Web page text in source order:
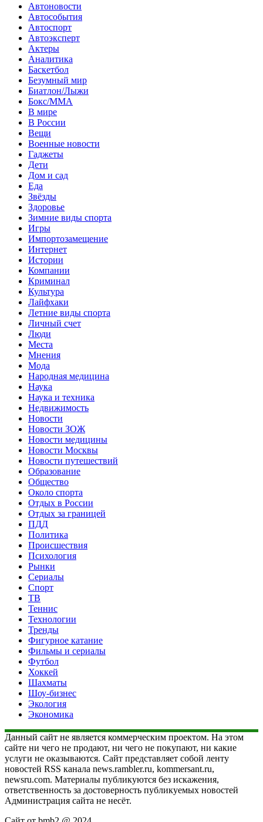
Автоновости
Автособытия
Автоспорт
Автоэксперт
Актеры
Аналитика
Баскетбол
Безумный мир
Биатлон/Лыжи
Бокс/MMA
В мире
В России
Вещи
Военные новости
Гаджеты
Дети
Дом и сад
Еда
Звёзды
Здоровье
Зимние виды спорта
Игры
Импортозамещение
Интернет
Истории
Компании
Криминал
Культура
Лайфхаки
Летние виды спорта
Личный счет
Люди
Места
Мнения
Мода
Народная медицина
Наука
Наука и техника
Недвижимость
Новости
Новости ЗОЖ
Новости медицины
Новости Москвы
Новости путешествий
Образование
Общество
Около спорта
Отдых в России
Отдых за границей
ПДД
Политика
Происшествия
Психология
Рынки
Сериалы
Спорт
ТВ
Теннис
Технологии
Тренды
Фигурное катание
Фильмы и сериалы
Футбол
Хоккей
Шахматы
Шоу-бизнес
Экология
Экономика
Данный сайт не является коммерческим проектом. На этом
сайте ни чего не продают, ни чего не покупают, ни какие
услуги не оказываются. Сайт представляет собой ленту
новостей RSS канала news.rambler.ru, kommersant.ru,
newsru.com. Материалы публикуются без искажения,
ответственность за достоверность публикуемых новостей
Администрация сайта не несёт.